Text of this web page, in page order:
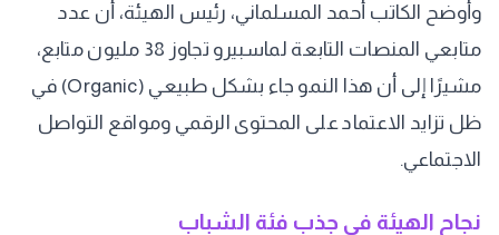
وأوضح الكاتب أحمد المسلماني، رئيس الهيئة، أن عدد
متابعي المنصات التابعة لماسبيرو تجاوز 38 مليون متابع،
مشيرًا إلى أن هذا النمو جاء بشكل طبيعي (Organic) في
ظل تزايد الاعتماد على المحتوى الرقمي ومواقع التواصل
الاجتماعي.
نجاح الهيئة فى جذب فئة الشباب